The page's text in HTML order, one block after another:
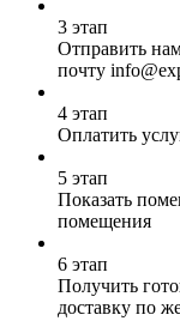
3 этап
Отправить
почту
4 этап
Оплатить
5 этап
Показать
помещения
6 этап
Получить
доставку по